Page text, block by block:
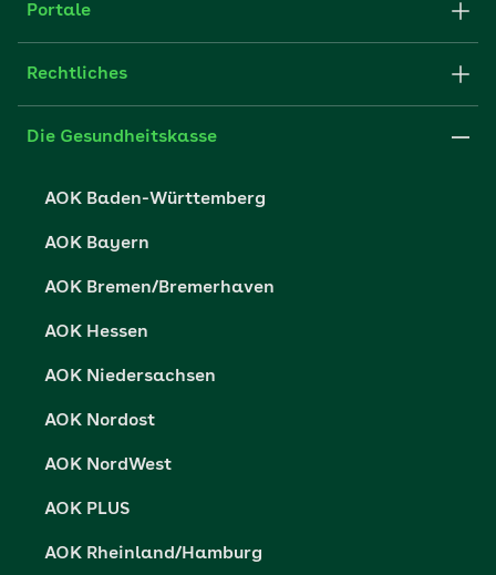
FAQ
Websitenutzung
Struktur & Verwaltung
Partner der AOK
Portale
Fachportal für Arbeitgeber
Presse- und Politikportal
Vertriebspartner-Service
Rechtliches
Impressum
Die Gesundheitskasse
AOK Baden-Württemberg
AOK Bayern
AOK Bremen/Bremerhaven
AOK Hessen
AOK Niedersachsen
AOK Nordost
AOK NordWest
AOK PLUS
AOK Rheinland/Hamburg